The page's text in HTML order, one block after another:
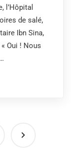
l’Hôpital
de salé,
Ibn Sina,
Oui ! Nous